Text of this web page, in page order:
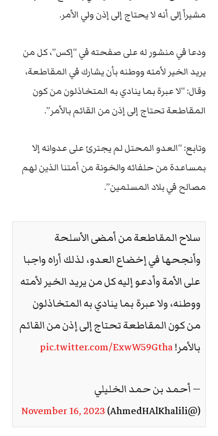
مشيراً إلى أنه لا يحتاج إلى إذن ولي الأمر.
ودعا في منشور له على صفحته في “إكس”، كل من
يريد الخير لأمته ووطنه بأن يشارك في المقاطعة،
وقال: “لا عبرة بما ينادي به المتخاذلون من كون
المقاطعة تحتاج إلى إذن من القائم بالأمر”.
وتابع: “العدو المحتل لم يجترئ على عدوانه إلا
بمساعدة من حلفائه والخونة من أمتنا الذين لهم
مصالح في بلاد المسلمين”.
سلاح المقاطعة من أمضى الأسلحة
وأنجحها في إخضاع العدو، لذلك أراه واجبا
على الأمة وأدعو إليه كل من يريد الخير لأمته
ووطنه، ولا عبرة بما ينادي به المتخاذلون
من كون المقاطعة تحتاج إلى إذن من القائم
بالأمر!pic.twitter.com/ExwW59Gtha
— أحمد بن حمد الخليلي
(@AhmedHAlKhalili)
November 16, 2023